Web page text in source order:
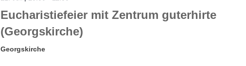
Eucharistiefeier mit Zentrum guterhirte
(Georgskirche)
Georgskirche